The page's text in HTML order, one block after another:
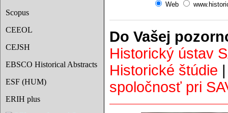
Scopus
CEEOL
CEJSH
EBSCO Historical Abstracts
ESF (HUM)
ERIH plus
Web
Do Vašej
Historický ústav
Historické štúdie
spoločnosť pri